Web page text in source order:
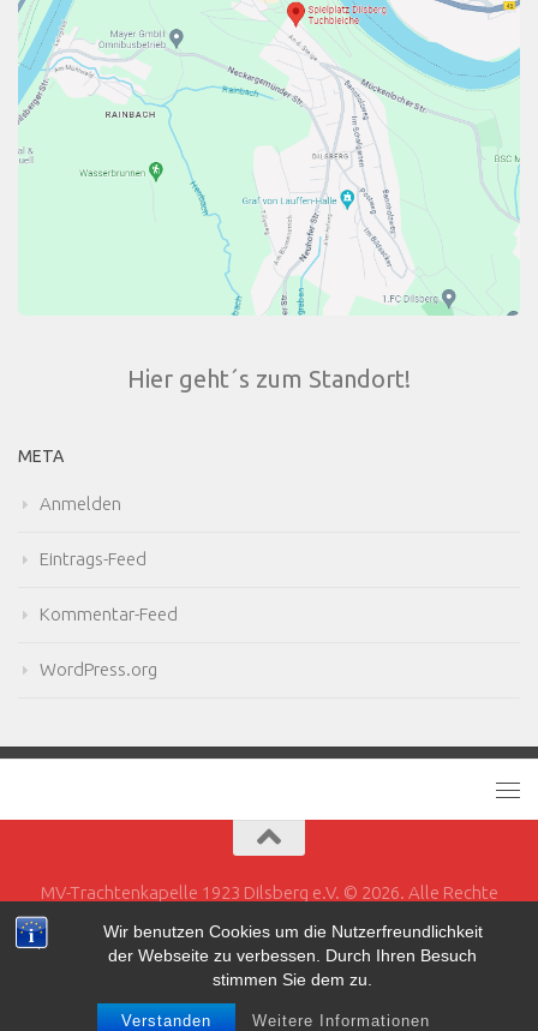
Wir benutzen Cookies um die Nutzerfreundlichkeit
der Webseite zu verbessen. Durch Ihren Besuch
stimmen Sie dem zu.
Verstanden Weitere Informationen
Hier geht´s zum Standort!
META
Anmelden
Eintrags-Feed
Kommentar-Feed
WordPress.org
MV-Trachtenkapelle 1923 Dilsberg e.V. © 2026. Alle Rechte
Powered by - Entworfen mit demHueman-Theme